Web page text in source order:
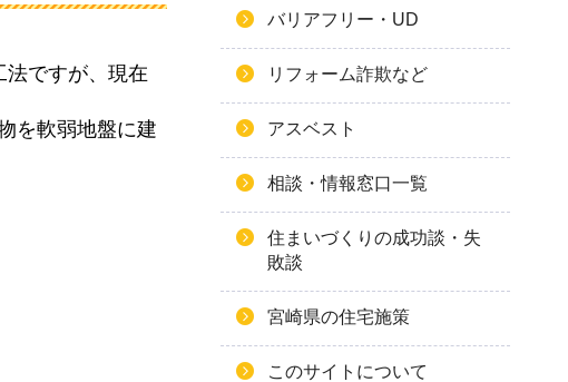
法ですが、現在
を軟弱地盤に建
バリアフリー・UD
リフォーム詐欺など
アスベスト
相談・情報窓口一覧
住まいづくりの成功談・失
敗談
宮崎県の住宅施策
このサイトについて